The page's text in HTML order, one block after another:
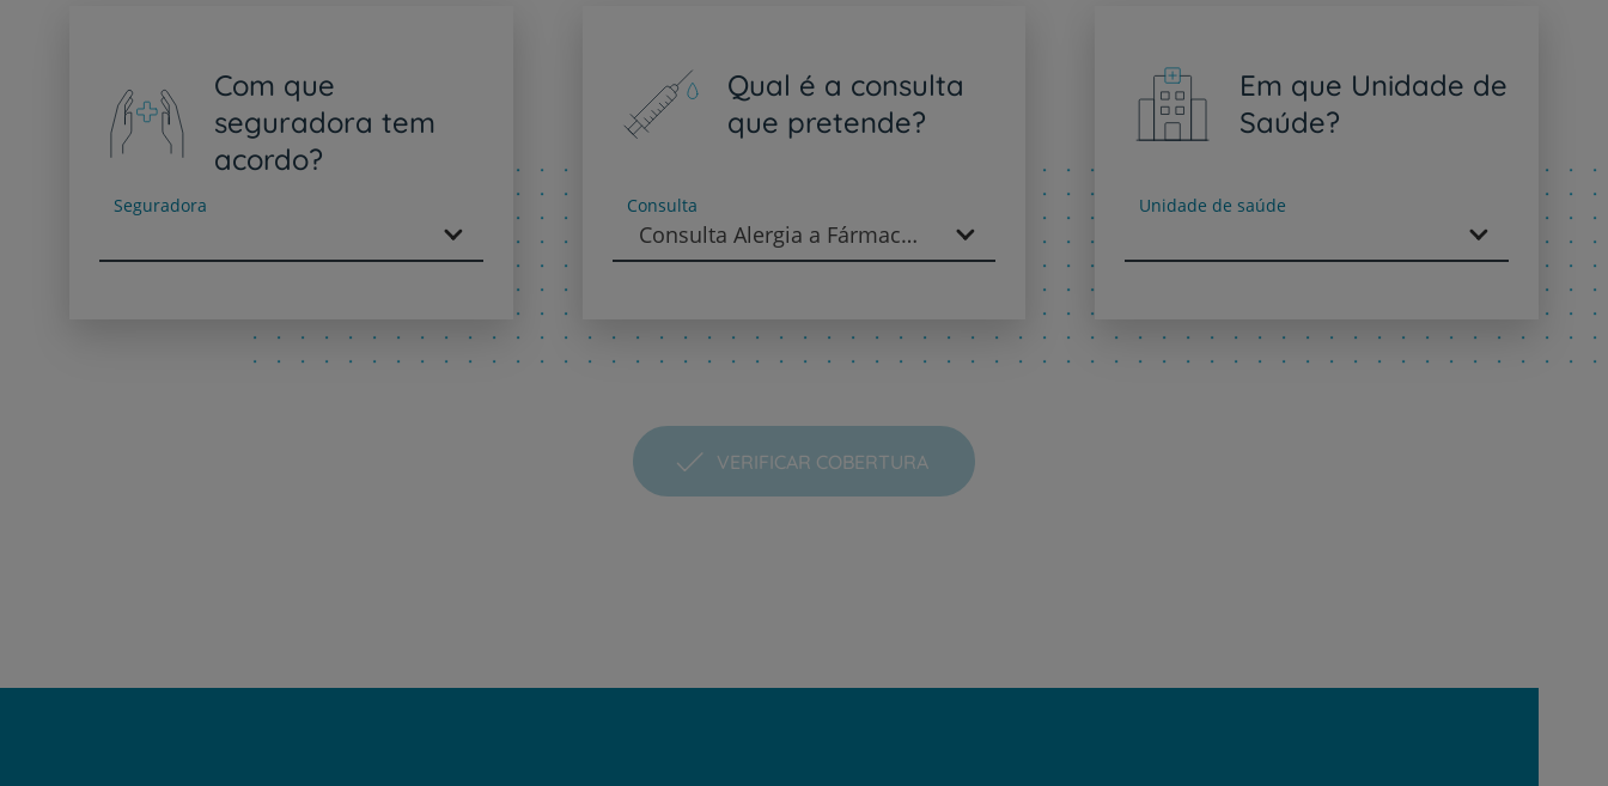
Clientes e acompanhantes
CUF Academic Center
Para profissionais
Sobre nós
Contacte-nos
Com que
seguradora tem
acordo?
Seguradora
Qual é a consulta
que pretende?
Consulta
Consulta Alergia a Fármacos e Vacinas - Imunoalergologia
Em que Unidade de
Saúde?
Unidade de saúde
VERIFICAR COBERTURA